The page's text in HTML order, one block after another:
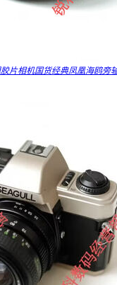
片相机国货经典凤凰海鸥旁